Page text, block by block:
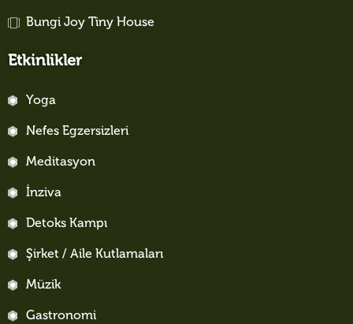
Bungi Joy Tiny House
Etkinlikler
Yoga
Nefes Egzersizleri
Meditasyon
İnziva
Detoks Kampı
Şirket / Aile Kutlamaları
Müzik
Gastronomi